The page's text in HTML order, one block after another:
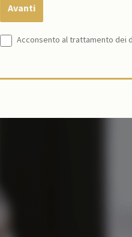
Acconsento al trattamento dei